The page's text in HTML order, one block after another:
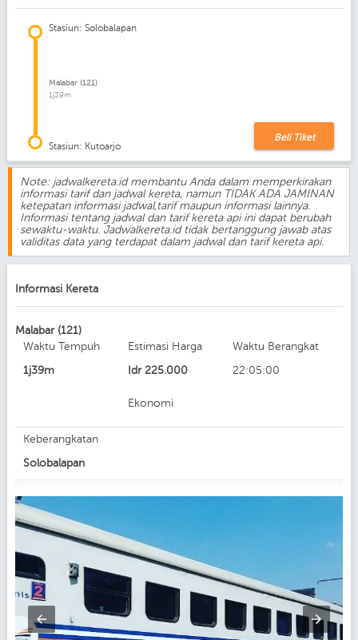
Stasiun: Solobalapan
Malabar (121)
1j39m
Stasiun: Kutoarjo
Beli Tiket
Note: jadwalkereta.id membantu Anda dalam memperkirakan
informasi tarif dan jadwal kereta, namun TIDAK ADA JAMINAN
ketepatan informasi jadwal,tarif maupun informasi lainnya.
Informasi tentang jadwal dan tarif kereta api ini dapat berubah
sewaktu-waktu. Jadwalkereta.id tidak bertanggung jawab atas
validitas data yang terdapat dalam jadwal dan tarif kereta api.
Informasi Kereta
Malabar (121)
Waktu Tempuh
1j39m
Estimasi Harga
Idr 225.000
Ekonomi
Waktu Berangkat
22:05:00
Keberangkatan
Solobalapan